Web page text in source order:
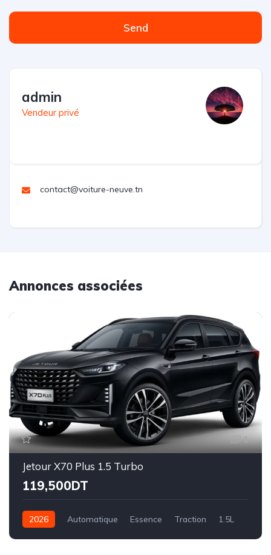
Send
admin
Vendeur privé
contact@voiture-neuve.tn
Annonces associées
1
Jetour X70 Plus 1.5 Turbo
119,500DT
2026 Automatique Essence Traction 1.5L